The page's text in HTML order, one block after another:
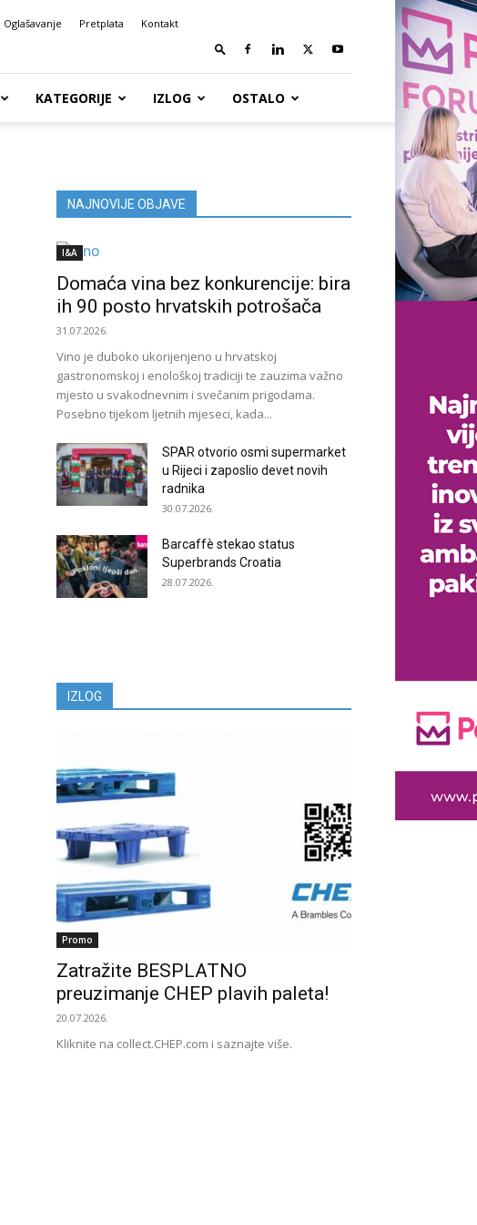
Oglašavanje Pretplata Kontakt
KATEGORIJE IZLOG OSTALO
NAJNOVIJE OBJAVE
I&A
Domaća vina bez konkurencije: bira
ih 90 posto hrvatskih potrošača
31.07.2026.
Vino je duboko ukorijenjeno u hrvatskoj
gastronomskoj i enološkoj tradiciji te zauzima važno
mjesto u svakodnevnim i svečanim prigodama.
Posebno tijekom ljetnih mjeseci, kada...
SPAR otvorio osmi supermarket
u Rijeci i zaposlio devet novih
radnika
30.07.2026.
Barcaffè stekao status
Superbrands Croatia
28.07.2026.
IZLOG
Promo
Zatražite BESPLATNO
preuzimanje CHEP plavih paleta!
20.07.2026.
Kliknite na collect.CHEP.com i saznajte više.